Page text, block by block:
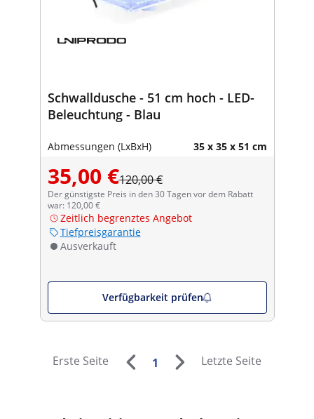
Schwalldusche - 51 cm hoch - LED-
Beleuchtung - Blau
Abmessungen (LxBxH) 35 x 35 x 51 cm
35,00 €120,00 €
Der günstigste Preis in den 30 Tagen vor dem Rabatt
war: 120,00 €
Zeitlich begrenztes Angebot
Tiefpreisgarantie
Ausverkauft
Verfügbarkeit prüfen
Erste Seite 1 Letzte Seite